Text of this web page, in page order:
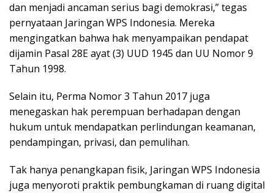
dan menjadi ancaman serius bagi demokrasi,” tegas
pernyataan Jaringan WPS Indonesia. Mereka
mengingatkan bahwa hak menyampaikan pendapat
dijamin Pasal 28E ayat (3) UUD 1945 dan UU Nomor 9
Tahun 1998.
Selain itu, Perma Nomor 3 Tahun 2017 juga
menegaskan hak perempuan berhadapan dengan
hukum untuk mendapatkan perlindungan keamanan,
pendampingan, privasi, dan pemulihan.
Tak hanya penangkapan fisik, Jaringan WPS Indonesia
juga menyoroti praktik pembungkaman di ruang digital